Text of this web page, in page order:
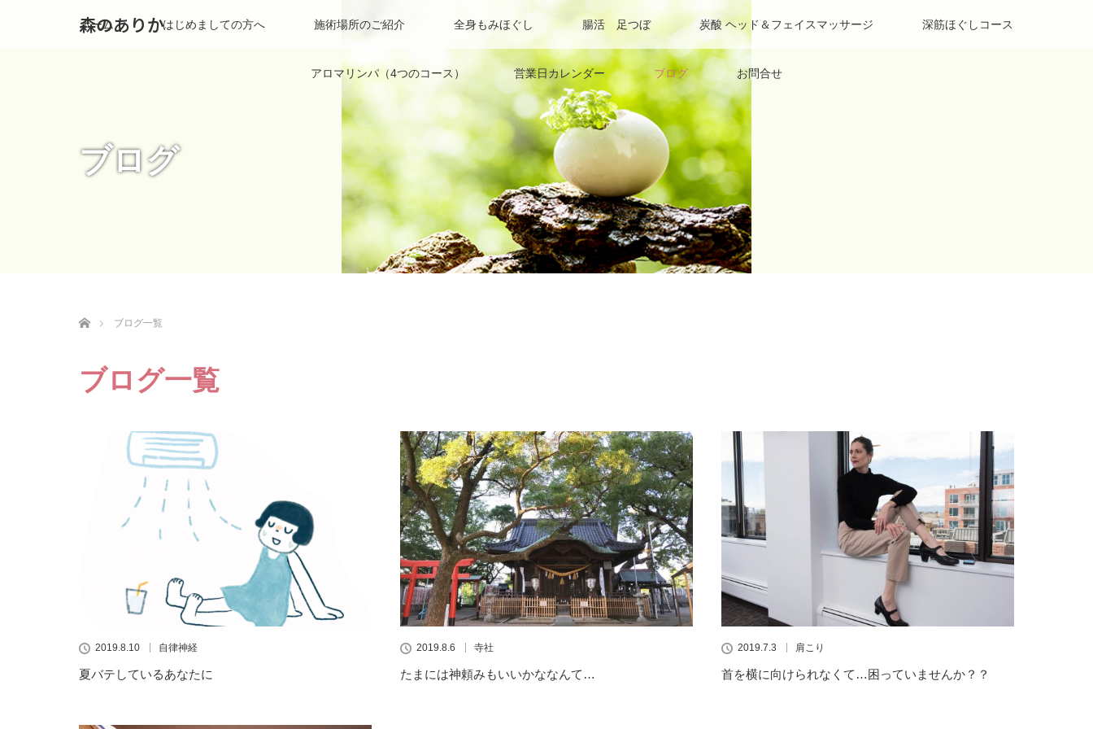
森のありか
ホーム はじめましての方へ 施術場所のご紹介 全身もみほぐし 腸活 足つぼ 炭酸 ヘッド＆フェイスマッサージ 深筋ほぐしコース
アロマリンパ（4つのコース） 営業日カレンダー ブログ お問合せ
ブログ
ブログ一覧
ブログ一覧
2019.8.10 自律神経
夏バテしているあなたに
2019.8.6 寺社
たまには神頼みもいいかななんて…
2019.7.3 肩こり
首を横に向けられなくて…困っていませんか？？